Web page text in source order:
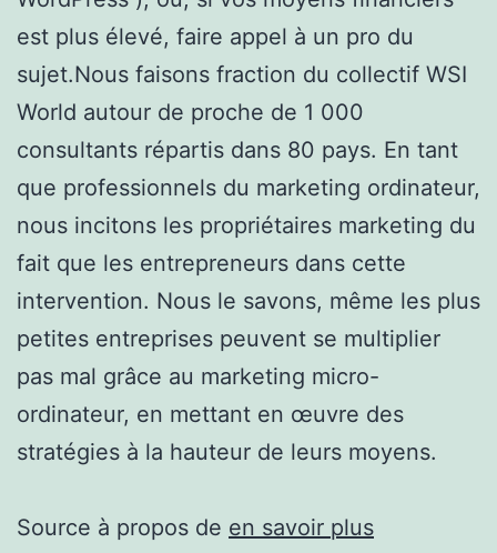
est plus élevé, faire appel à un pro du
sujet.Nous faisons fraction du collectif WSI
World autour de proche de 1 000
consultants répartis dans 80 pays. En tant
que professionnels du marketing ordinateur,
nous incitons les propriétaires marketing du
fait que les entrepreneurs dans cette
intervention. Nous le savons, même les plus
petites entreprises peuvent se multiplier
pas mal grâce au marketing micro-
ordinateur, en mettant en œuvre des
stratégies à la hauteur de leurs moyens.
Source à propos de en savoir plus